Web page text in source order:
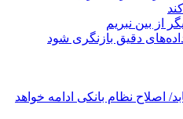
اصلاح نظام بانکی ادامه خواهد